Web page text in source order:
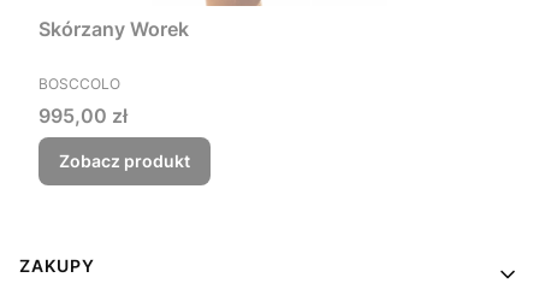
Skórzany Worek
PRODUCENT
BOSCCOLO
Cena
995,00 zł
Zobacz produkt
Linki w stopce
ZAKUPY